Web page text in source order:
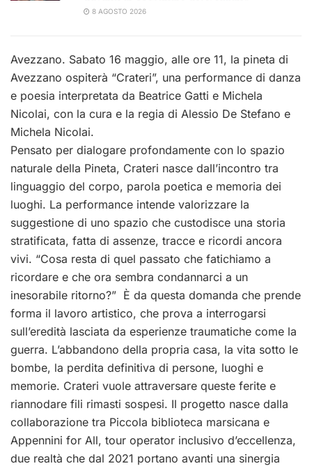
8 AGOSTO 2026
Avezzano. Sabato 16 maggio, alle ore 11, la pineta di
Avezzano ospiterà “Crateri”, una performance di danza
e poesia interpretata da Beatrice Gatti e Michela
Nicolai, con la cura e la regia di Alessio De Stefano e
Michela Nicolai.
Pensato per dialogare profondamente con lo spazio
naturale della Pineta, Crateri nasce dall’incontro tra
linguaggio del corpo, parola poetica e memoria dei
luoghi. La performance intende valorizzare la
suggestione di uno spazio che custodisce una storia
stratificata, fatta di assenze, tracce e ricordi ancora
vivi. “Cosa resta di quel passato che fatichiamo a
ricordare e che ora sembra condannarci a un
inesorabile ritorno?” È da questa domanda che prende
forma il lavoro artistico, che prova a interrogarsi
sull’eredità lasciata da esperienze traumatiche come la
guerra. L’abbandono della propria casa, la vita sotto le
bombe, la perdita definitiva di persone, luoghi e
memorie. Crateri vuole attraversare queste ferite e
riannodare fili rimasti sospesi. Il progetto nasce dalla
collaborazione tra Piccola biblioteca marsicana e
Appennini for All, tour operator inclusivo d’eccellenza,
due realtà che dal 2021 portano avanti una sinergia